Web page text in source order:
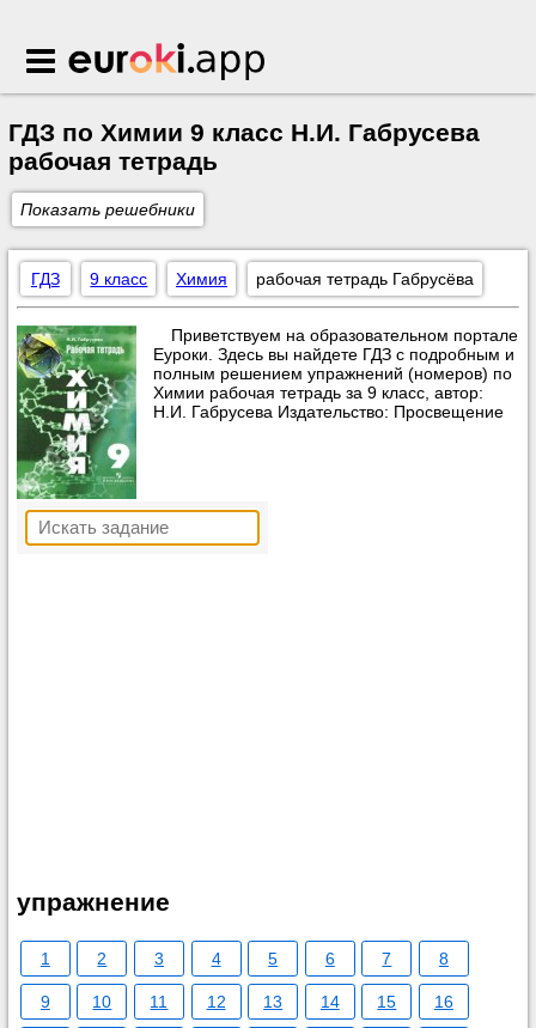
Euroki.app
ГДЗ по Химии 9 класс Н.И. Габрусева
рабочая тетрадь
Показать решебники
ГДЗ 9 класс Химия рабочая тетрадь Габрусёва
Приветствуем на образовательном портале
Еуроки. Здесь вы найдете ГДЗ с подробным и
полным решением упражнений (номеров) по
Химии рабочая тетрадь за 9 класс, автор:
Н.И. Габрусева Издательство: Просвещение
упражнение
1 2 3 4 5 6 7 8
9 10 11 12 13 14 15 16